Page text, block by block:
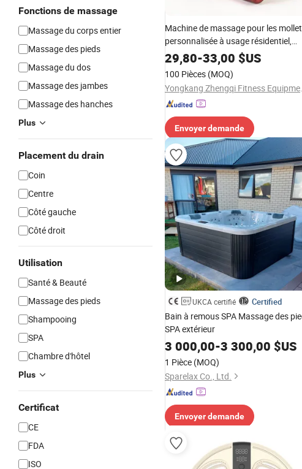
Fonctions de massage
Massage du corps entier
Massage des pieds
Massage du dos
Massage des jambes
Massage des hanches
Plus
Placement du drain
Coin
Centre
Côté gauche
Côté droit
Utilisation
Santé & Beauté
Massage des pieds
Shampooing
SPA
Chambre d'hôtel
Plus
Certificat
CE
FDA
ISO
Machine de massage pour les
personnalisée à usage résidentiel,
appareil de spa pour les pieds
Zq-8017s
29,80-33,00 $US
100 Pièces (MOQ)
Envoyer demande
UKCA certifié Certified
Bain à remous SPA Massage des
SPA extérieur
3 000,00-3 300,00 $US
1 Pièce (MOQ)
Sparelax Co., Ltd.
Envoyer demande